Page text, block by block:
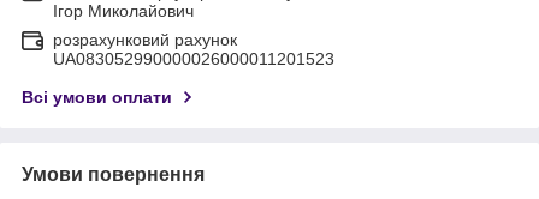
Ігор Миколайович
розрахунковий рахунок
UA083052990000026000011201523
Всі умови оплати
Умови повернення